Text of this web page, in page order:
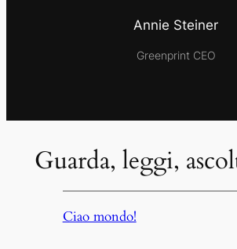
Annie Steiner
Greenprint CEO
Guarda, leggi,
Ciao mondo!